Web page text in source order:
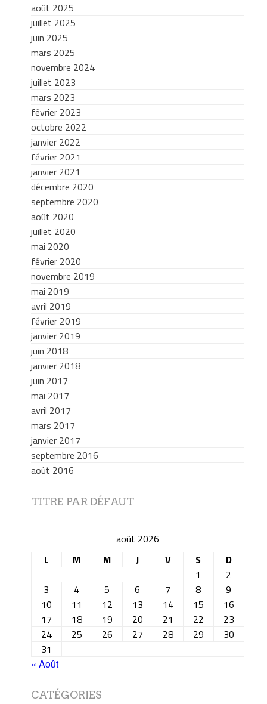
août 2025
juillet 2025
juin 2025
mars 2025
novembre 2024
juillet 2023
mars 2023
février 2023
octobre 2022
janvier 2022
février 2021
janvier 2021
décembre 2020
septembre 2020
août 2020
juillet 2020
mai 2020
février 2020
novembre 2019
mai 2019
avril 2019
février 2019
janvier 2019
juin 2018
janvier 2018
juin 2017
mai 2017
avril 2017
mars 2017
janvier 2017
septembre 2016
août 2016
TITRE PAR DÉFAUT
août 2026
L
M M J V S
D
1
2
3
4 5 6 7 8
9
10
11 12 13 14 15
16
17
18 19 20 21 22
23
24
25 26 27 28 29
30
31
« Août
CATÉGORIES